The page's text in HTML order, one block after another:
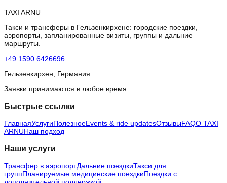
TAXI ARNU
Такси и трансферы в Гельзенкирхене: городские поездки,
аэропорты, запланированные визиты, группы и дальние
маршруты.
+49 1590 6426696
Гельзенкирхен, Германия
Заявки принимаются в любое время
Быстрые ссылки
ГлавнаяУслугиПолезноеEvents & ride updatesОтзывыFAQО TAXI
ARNUНаш подход
Наши услуги
Трансфер в аэропортДальние поездкиТакси для
группПланируемые медицинские поездкиПоездки с